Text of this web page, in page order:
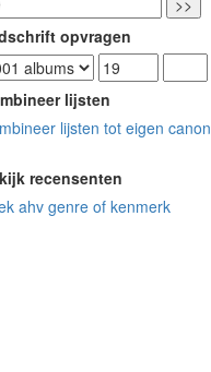
opvragen
lijsten
lijsten tot eigen canon
recensenten
ahv genre of kenmerk